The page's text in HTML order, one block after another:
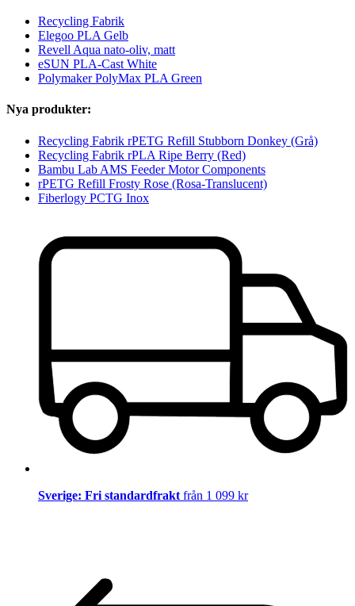
Recycling Fabrik
Elegoo PLA Gelb
Revell Aqua nato-oliv, matt
eSUN PLA-Cast White
Polymaker PolyMax PLA Green
Nya produkter:
Recycling Fabrik rPETG Refill Stubborn Donkey (Grå)
Recycling Fabrik rPLA Ripe Berry (Red)
Bambu Lab AMS Feeder Motor Components
rPETG Refill Frosty Rose (Rosa-Translucent)
Fiberlogy PCTG Inox
Sverige: Fri standardfrakt från 1 099 kr